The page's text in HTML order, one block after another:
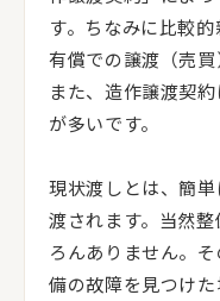
す。ちなみに比較
有償での譲渡（売買
また、造作譲渡契
が多いです。
現状渡しとは、簡
渡されます。当然
ろんありません。
備の故障を見つけ